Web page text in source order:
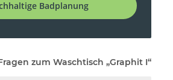
Badplanung
zum Waschtisch „Graphit I“